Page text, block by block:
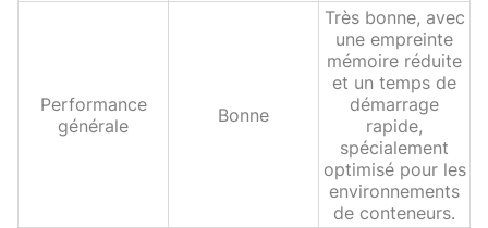
Performance
générale
Bonne
Très bonne, avec
une empreinte
mémoire réduite
et un temps de
démarrage
rapide,
spécialement
optimisé pour les
environnements
de conteneurs.